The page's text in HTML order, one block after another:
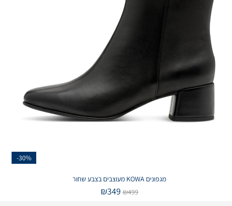
-30%
מגפונים KOWA מעוצבים בצבע שחור
₪499
₪349